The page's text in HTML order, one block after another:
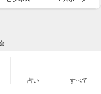
占い すべて